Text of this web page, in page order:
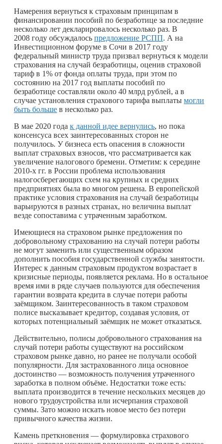
Намерения вернуться к страховым принципам в
финансировании пособий по безработице за последние
несколько лет декларировалось несколько раз. В
2008 году обсуждалось предложение РСПП. А на
Инвестиционном форуме в Сочи в 2017 году
федеральный министр труда призвал вернуться к модели
страхования на случай безработицы, оценив страховой
тариф в 1% от фонда оплаты труда, при этом по
состоянию на 2017 год выплаты пособий по
безработице составляли около 40 млрд рублей, а в
случае установления страхового тарифа выплаты могли
быть больше в несколько раз.
В мае 2020 года к данной идее вернулись, но пока
консенсуса всех заинтересованных сторон не
получилось. У бизнеса есть опасения в сложности
выплат страховых взносов, что рассматривается как
увеличение налогового бремени. Отметим: к середине
2010-х гг. в России проблема использования
налогосберегающих схем на крупных и средних
предприятиях была во многом решена. В европейской
практике условия страхования на случай безработицы
варьируются в разных странах, но величина выплат
везде сопоставима с утраченным заработком.
Имеющиеся на страховом рынке предложения по
добровольному страхованию на случай потери работы
не могут заменить или существенным образом
дополнить пособия государственной службы занятости.
Интерес к данным страховым продуктом возрастает в
кризисные периоды, появляется реклама. Но в остальное
время ими в ряде случаев пользуются для обеспечения
гарантии возврата кредита в случае потери работы
заёмщиком. Заинтересованность в таком страховом
полисе высказывает кредитор, создавая условия, от
которых потенциальный заёмщик не может отказаться.
Действительно, полисы добровольного страхования на
случай потери работы существуют на российском
страховом рынке давно, но ранее не получали особой
популярности. Для застрахованного лица основное
достоинство — возможность получения утраченного
заработка в полном объёме. Недостатки тоже есть:
выплата производится в течение нескольких месяцев до
нового трудоустройства или исчерпания страховой
суммы. Зато можно искать новое место без потери
привычного качества жизни.
Камень преткновения — формулировка страхового